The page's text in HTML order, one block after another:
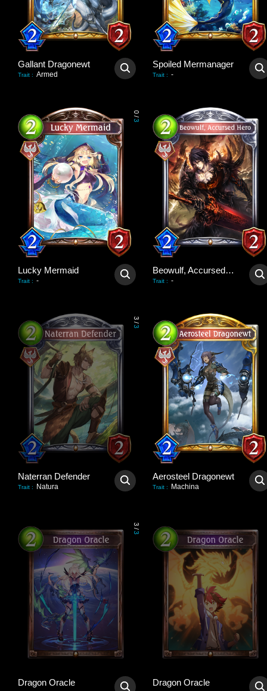
Gallant Dragonewt
Trait : Armed
Spoiled Mermanager
Trait : -
0
/
3
Lucky Mermaid
Trait : -
Beowulf, Accursed Hero
Trait : -
3
/
3
Naterran Defender
Trait : Natura
Aerosteel Dragonewt
Trait : Machina
3
/
3
Dragon Oracle Dragon Oracle